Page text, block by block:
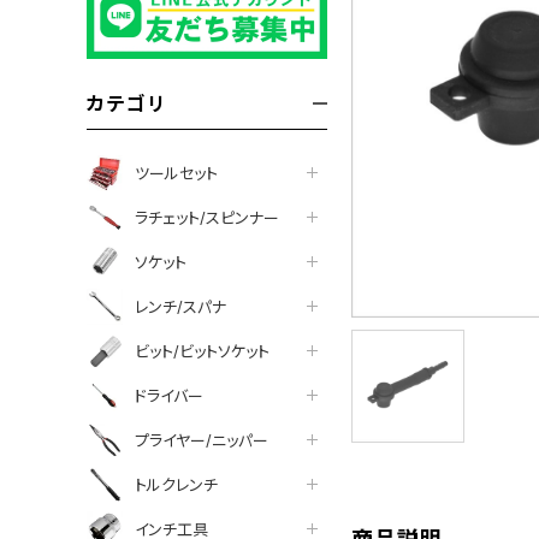
カテゴリ
ツールセット
ラチェット/スピンナー
ソケット
レンチ/スパナ
ビット/ビットソケット
ドライバー
プライヤー/ニッパー
トルクレンチ
インチ工具
facebook
line